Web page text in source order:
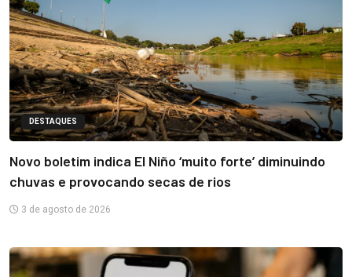
DESTAQUES
Novo boletim indica El Niño ‘muito forte’ diminuindo
chuvas e provocando secas de rios
3 de agosto de 2026